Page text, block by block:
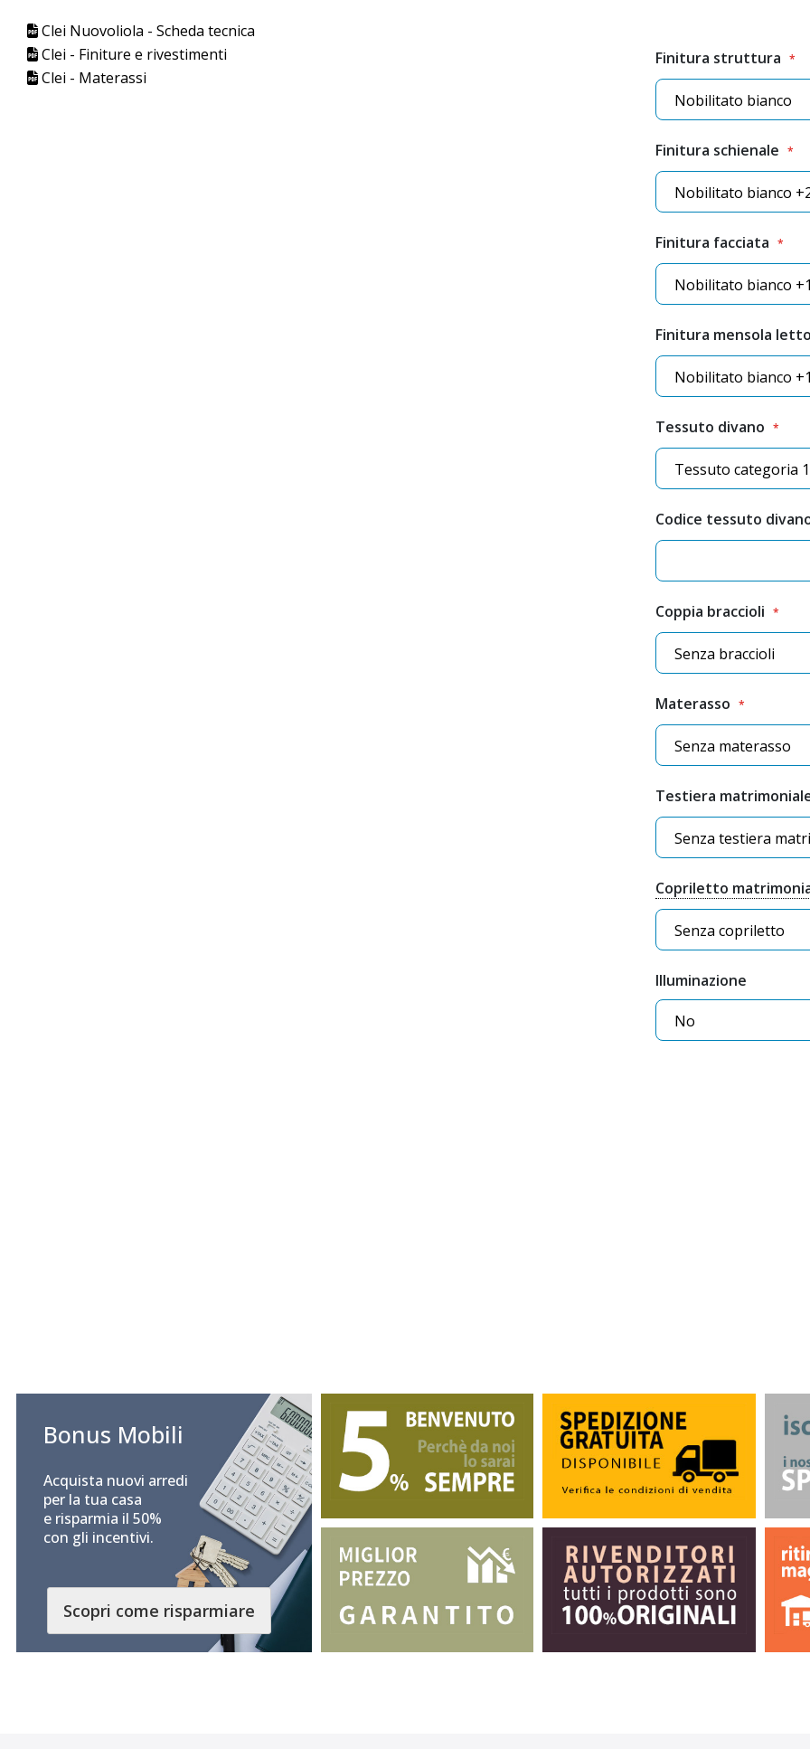
Clei Nuovoliola - Scheda tecnica
Clei - Finiture e rivestimenti
Clei - Materassi
Finitura struttura
Finitura schienale
Finitura facciata
Finitura mensola
Tessuto divano
Codice tessuto
Coppia braccioli
Materasso
Testiera
Copriletto
Illuminazione
Bonus Mobili
Acquista nuovi arredi
per la tua casa
e risparmia il 50%
con gli incentivi.
Scopri come risparmiare